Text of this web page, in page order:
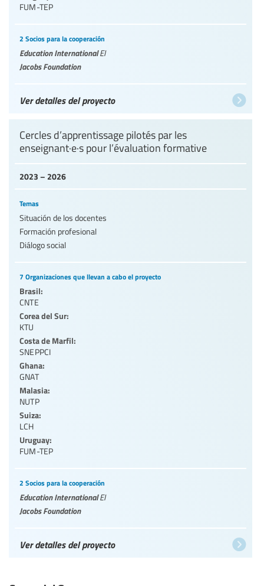
FUM-TEP
2 Socios para la cooperación
Education InternationalEI
Jacobs Foundation
Ver detalles del proyecto
2023 – 2026
Cercles d’apprentissage pilotés par les
enseignant·e·s pour l’évaluation formative
Temas
Situación de los docentes
Formación profesional
Diálogo social
7 Organizaciones que llevan a cabo el proyecto
Brasil:
CNTE
Corea del Sur:
KTU
Costa de Marfil:
SNEPPCI
Ghana:
GNAT
Malasia:
NUTP
Suiza:
LCH
Uruguay:
FUM-TEP
2 Socios para la cooperación
Education InternationalEI
Jacobs Foundation
Ver detalles del proyecto